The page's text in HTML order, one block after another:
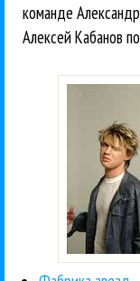
команде
Алексей Кабанов